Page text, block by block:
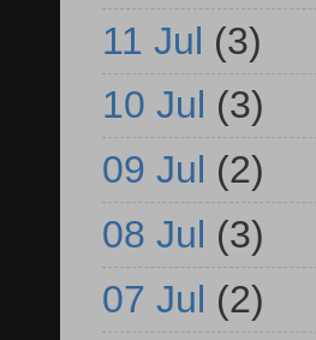
11 Jul (3)
10 Jul (3)
09 Jul (2)
08 Jul (3)
07 Jul (2)